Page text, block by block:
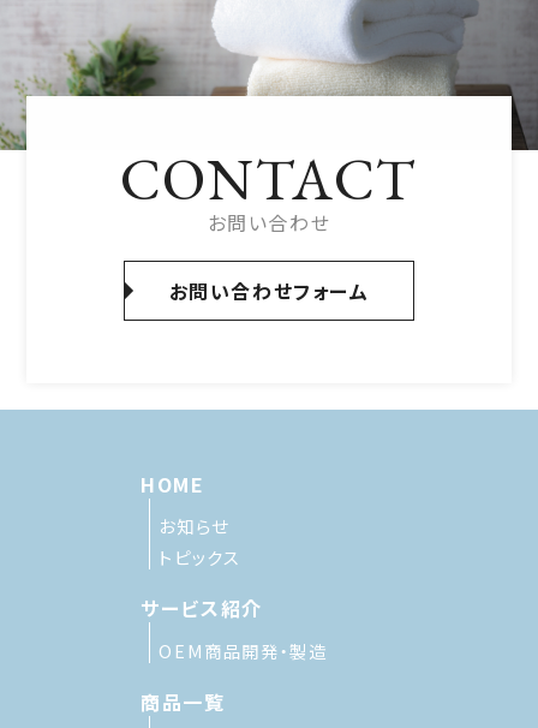
CONTACT
お問い合わせ
お問い合わせフォーム
HOME
お知らせ
トピックス
サービス紹介
OEM商品開発・製造
商品一覧